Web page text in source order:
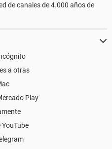
de canales de 4.000 años de
a otras
Play